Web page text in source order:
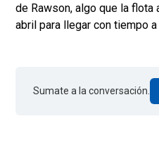
de Rawson, algo que la flota
abril para llegar con tiempo
Sumate a la conversación.